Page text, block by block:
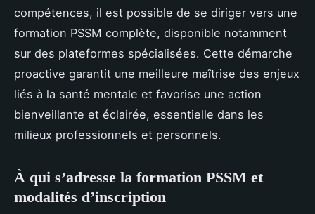
compétences, il est possible de se diriger vers une
formation PSSM complète, disponible notamment
sur des plateformes spécialisées. Cette démarche
proactive garantit une meilleure maîtrise des enjeux
liés à la santé mentale et favorise une action
bienveillante et éclairée, essentielle dans les
milieux professionnels et personnels.
À qui s’adresse la formation PSSM et
modalités d’inscription